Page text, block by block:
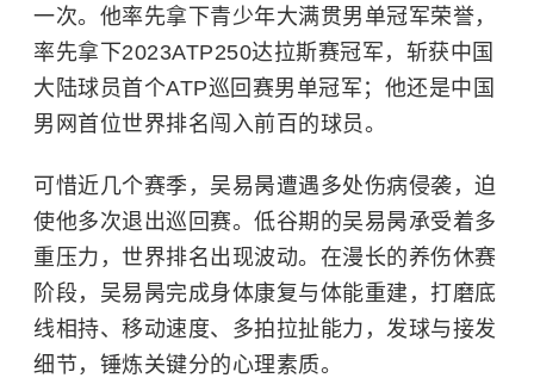
一次。他率先拿下青少年大满贯男单冠军荣誉，
率先拿下2023ATP250达拉斯赛冠军，斩获中国
大陆球员首个ATP巡回赛男单冠军；他还是中国
男网首位世界排名闯入前百的球员。
可惜近几个赛季，吴易昺遭遇多处伤病侵袭，迫
使他多次退出巡回赛。低谷期的吴易昺承受着多
重压力，世界排名出现波动。在漫长的养伤休赛
阶段，吴易昺完成身体康复与体能重建，打磨底
线相持、移动速度、多拍拉扯能力，发球与接发
细节，锤炼关键分的心理素质。